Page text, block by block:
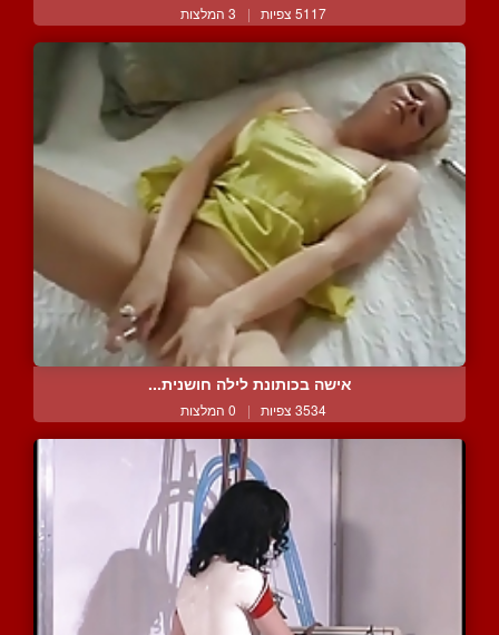
5117 צפיות | 3 המלצות
אישה בכותונת לילה חושנית...
3534 צפיות | 0 המלצות